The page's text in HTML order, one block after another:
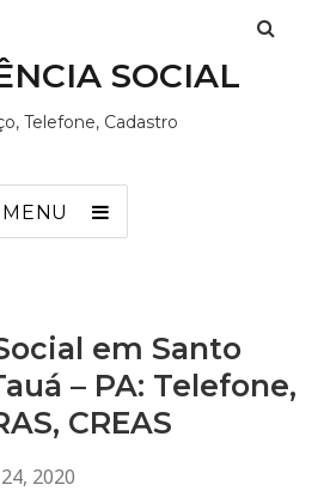
SOCIAL
Telefone, Cadastro
MENU
em Santo
– PA: Telefone,
CREAS
2020